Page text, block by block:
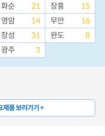
화순 21 장흥
15
영암 14 무안
16
장성 31 완도
8
광주 3
제품 보러가기 +